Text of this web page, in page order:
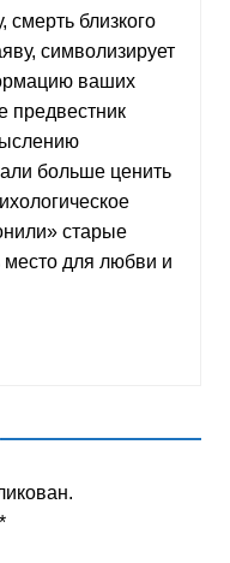
смерть близкого
символизирует
ваших
предвестник
больше ценить
старые
для любви и
*